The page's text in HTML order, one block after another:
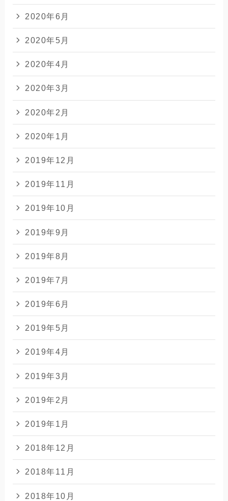
2020年6月
2020年5月
2020年4月
2020年3月
2020年2月
2020年1月
2019年12月
2019年11月
2019年10月
2019年9月
2019年8月
2019年7月
2019年6月
2019年5月
2019年4月
2019年3月
2019年2月
2019年1月
2018年12月
2018年11月
2018年10月